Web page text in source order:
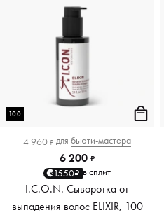
100
4 960 ₽ для бьюти-мастера
6 200 ₽
1550₽ в сплит
I.C.O.N. Сыворотка от
выпадения волос ELIXIR, 100